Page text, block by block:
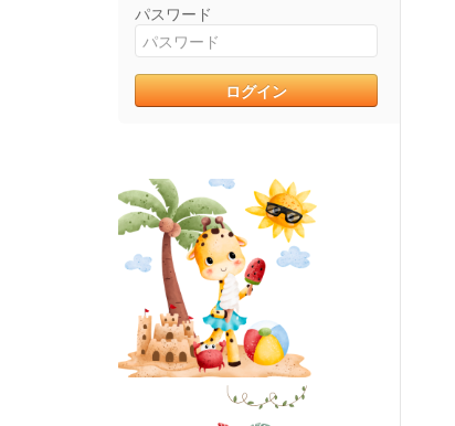
パスワード